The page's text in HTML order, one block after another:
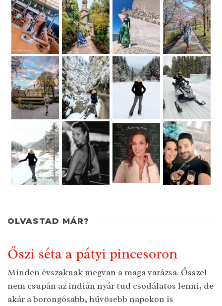
OLVASTAD MÁR?
Őszi séta a pátyi pincesoron
Minden évszaknak megvan a maga varázsa. Ősszel
nem csupán az indián nyár tud csodálatos lenni, de
akár a borongósabb, hűvösebb napokon is